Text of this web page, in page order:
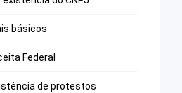
básicos
Federal
de protestos